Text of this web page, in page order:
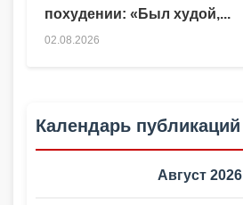
похудении: «Был худой,...
02.08.2026
Календарь публикаций
Август 2026